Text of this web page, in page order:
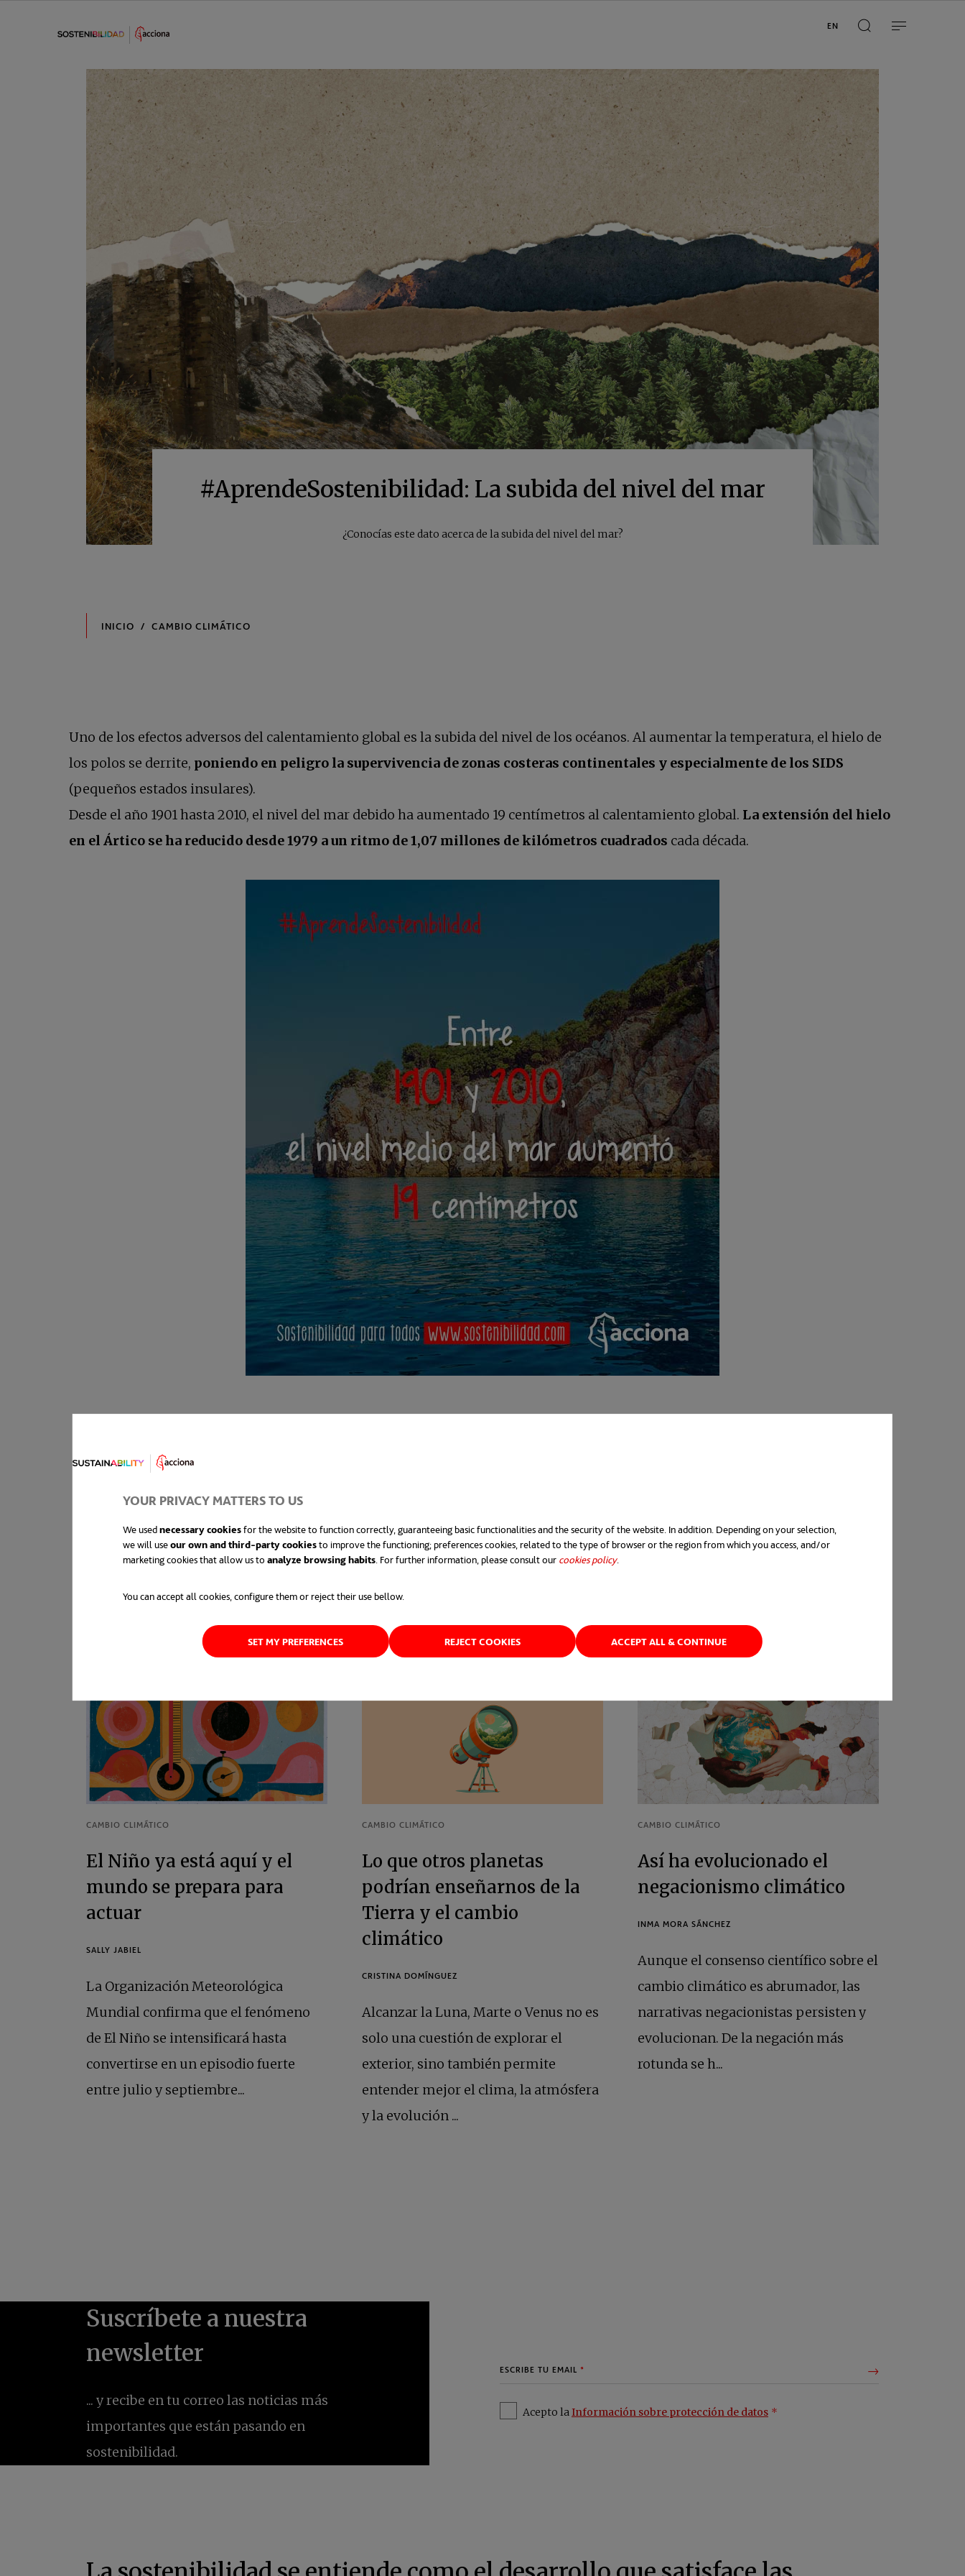
YOUR PRIVACY MATTERS TO US
We usednecessary cookiesfor the website to function correctly, guaranteeing basic functionalities and the security of the website. In addition. Depending on your selection,
we will useour own and third-party cookiesto improve the functioning; preferences cookies, related to the type of browser or the region from which you access, and/or
marketing cookies that allow us to analyze browsing habits. For further information, please consult our cookies policy.
You can accept all cookies, configure them or reject their use bellow.
SET MY PREFERENCES REJECT COOKIES ACCEPT ALL & CONTINUE
#AprendeSostenibilidad: La subida del nivel del mar
¿Conocías este dato acerca de la subida del nivel del mar?
Uno de los efectos adversos del calentamiento global es la subida del nivel de los océanos. Al aumentar la temperatura, el hielo de
los polos se derrite, poniendo en peligro la supervivencia de zonas costeras continentales y especialmente de los SIDS
(pequeños estados insulares).
Desde el año 1901 hasta 2010, el nivel del mar debido ha aumentado 19 centímetros al calentamiento global. La extensión del hielo
en el Ártico se ha reducido desde 1979 a un ritmo de 1,07 millones de kilómetros cuadrados cada década.
Acepto laInformación sobre protección de datos